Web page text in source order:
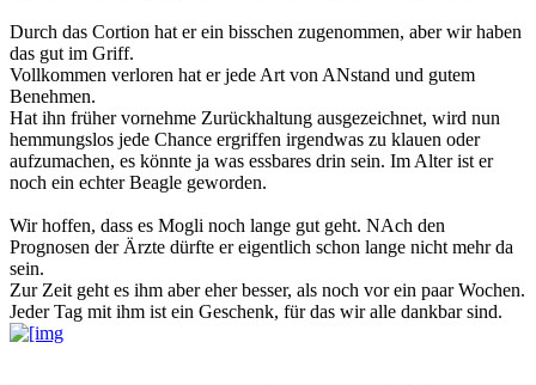
Durch das Cortion hat er ein bisschen zugenommen, aber wir haben
das gut im Griff.
Vollkommen verloren hat er jede Art von ANstand und gutem
Benehmen.
Hat ihn früher vornehme Zurückhaltung ausgezeichnet, wird nun
hemmungslos jede Chance ergriffen irgendwas zu klauen oder
aufzumachen, es könnte ja was essbares drin sein. Im Alter ist er
noch ein echter Beagle geworden.
Wir hoffen, dass es Mogli noch lange gut geht. NAch den
Prognosen der Ärzte dürfte er eigentlich schon lange nicht mehr da
sein.
Zur Zeit geht es ihm aber eher besser, als noch vor ein paar Wochen.
Jeder Tag mit ihm ist ein Geschenk, für das wir alle dankbar sind.